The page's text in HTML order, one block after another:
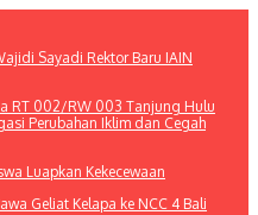
Sayadi Rektor Baru IAIN
RT 002/RW 003 Tanjung Hulu
Perubahan Iklim dan Cegah
Luapkan Kekecewaan
Geliat Kelapa ke NCC 4 Bali